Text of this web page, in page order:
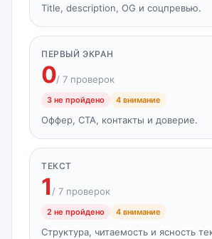
Title, description, OG и соцпревью.
ПЕРВЫЙ ЭКРАН
0/ 7 проверок
3 не пройдено 4 внимание
Оффер, CTA, контакты и доверие.
ТЕКСТ
1 / 7 проверок
2 не пройдено 4 внимание
Структура, читаемость и ясность